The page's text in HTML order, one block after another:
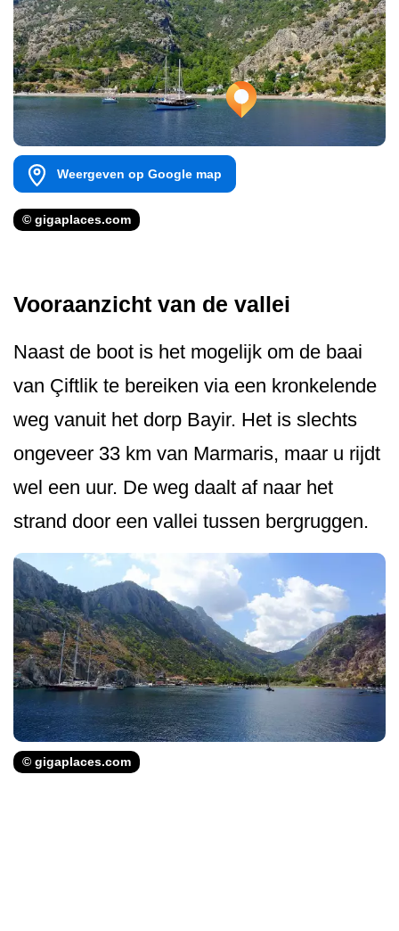
Weergeven op Google map
© gigaplaces.com
Vooraanzicht van de vallei
Naast de boot is het mogelijk om de baai
van Çiftlik te bereiken via een kronkelende
weg vanuit het dorp Bayir. Het is slechts
ongeveer 33 km van Marmaris, maar u rijdt
wel een uur. De weg daalt af naar het
strand door een vallei tussen bergruggen.
© gigaplaces.com